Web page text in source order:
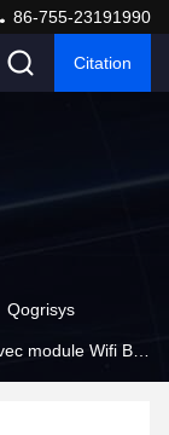
86-755-23191990
Citation
Qogrisys
module Wifi Bt